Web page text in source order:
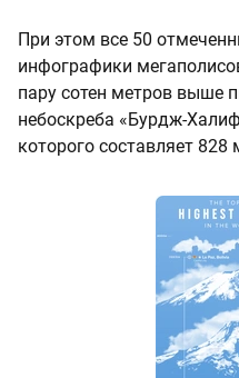
При этом все 50
инфографики
пару сотен метров выше
небоскреба «Бурдж-
которого составляет 828